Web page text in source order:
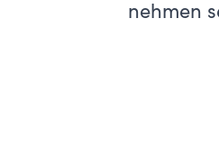
nehmen